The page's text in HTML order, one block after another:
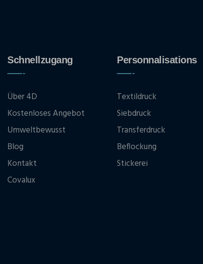
Schnellzugang
Über 4D
Kostenloses Angebot
Umweltbewusst
Blog
Kontakt
Covalux
Personnalisations
Textildruck
Siebdruck
Transferdruck
Beflockung
Stickerei